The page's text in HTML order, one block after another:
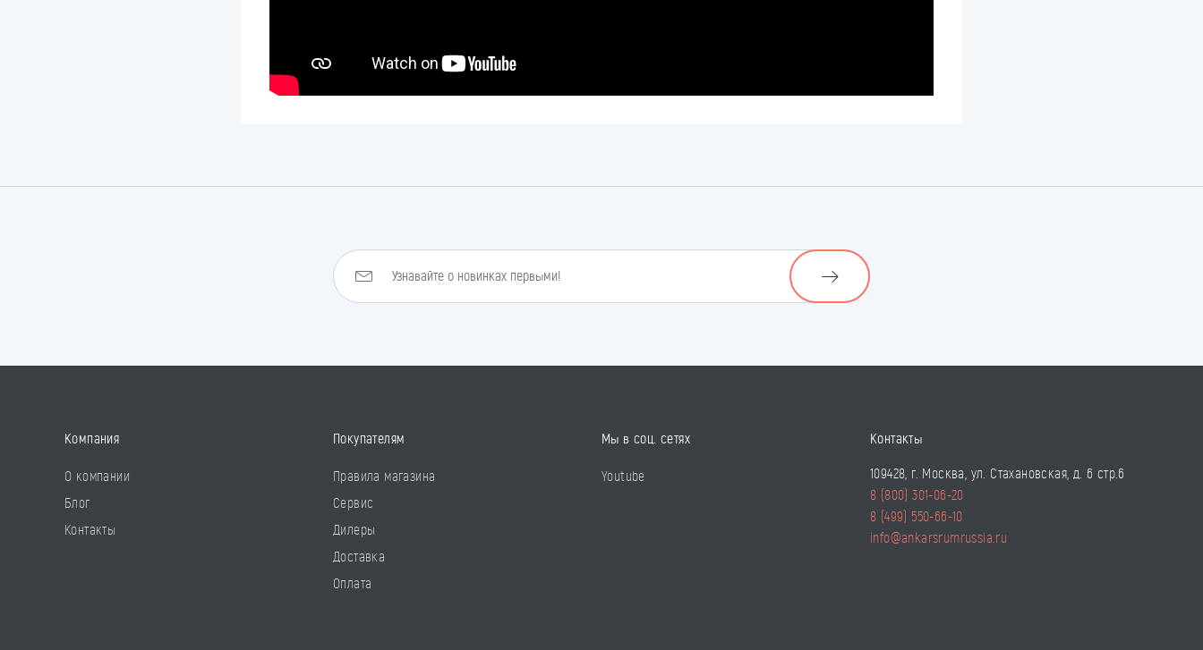
Компания
О компании
Блог
Контакты
Покупателям
Правила магазина
Сервис
Дилеры
Доставка
Оплата
Мы в соц. сетях
Youtube
Контакты
109428, г. Москва, ул. Стахановская, д. 6 стр.6
8 (800) 301-06-20
8 (499) 550-66-10
info@ankarsrumrussia.ru